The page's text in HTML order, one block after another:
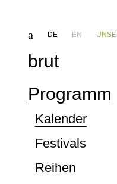
DE EN
brut
Programm
Kalender
Festivals
Reihen